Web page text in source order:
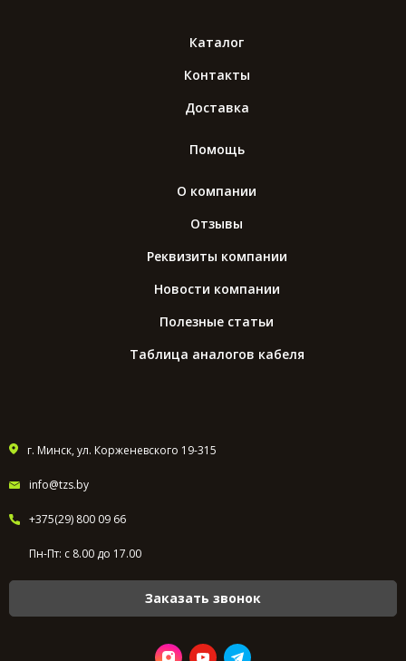
Каталог
Контакты
Доставка
Помощь
О компании
Отзывы
Реквизиты компании
Новости компании
Полезные статьи
Таблица аналогов кабеля
г. Минск, ул. Корженевского 19-315
info@tzs.by
+375(29) 800 09 66
Пн-Пт: с 8.00 до 17.00
Заказать звонок